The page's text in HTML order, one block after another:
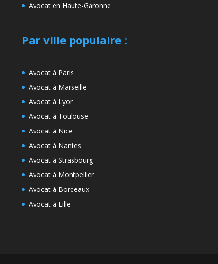
Avocat en Haute-Garonne
Par ville populaire:
Avocat à Paris
Avocat à Marseille
Avocat à Lyon
Avocat à Toulouse
Avocat à Nice
Avocat à Nantes
Avocat à Strasbourg
Avocat à Montpellier
Avocat à Bordeaux
Avocat à Lille